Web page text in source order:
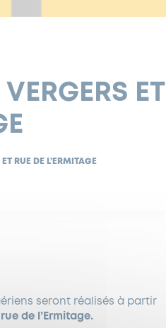
ET
RUE DE L’ERMITAGE
seront réalisés à partir
de l’Ermitage.